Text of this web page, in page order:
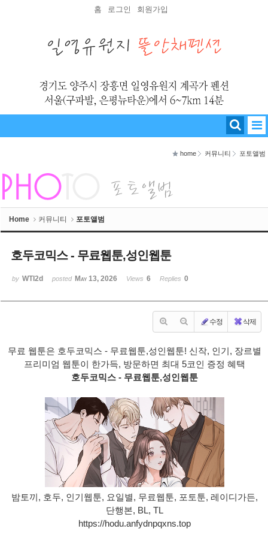
홈 로그인 회원가입
home 커뮤니티 포토앨범
Home 커뮤니티 포토앨범
호두코믹스 - 무료웹툰,성인웹툰
by WTI2d posted May 13, 2026 Views 6 Replies 0
수정 삭제
무료 웹툰은 호두코믹스 - 무료웹툰,성인웹툰! 신작, 인기, 장르별
프리미엄 웹툰이 한가득, 방문하면 최대 5코인 증정 혜택
호두코믹스 - 무료웹툰,성인웹툰
밤토끼, 호두, 인기웹툰, 요일별, 무료웹툰, 포토툰, 레이디가든,
단행본, BL, TL
https://hodu.anfydnpqxns.top